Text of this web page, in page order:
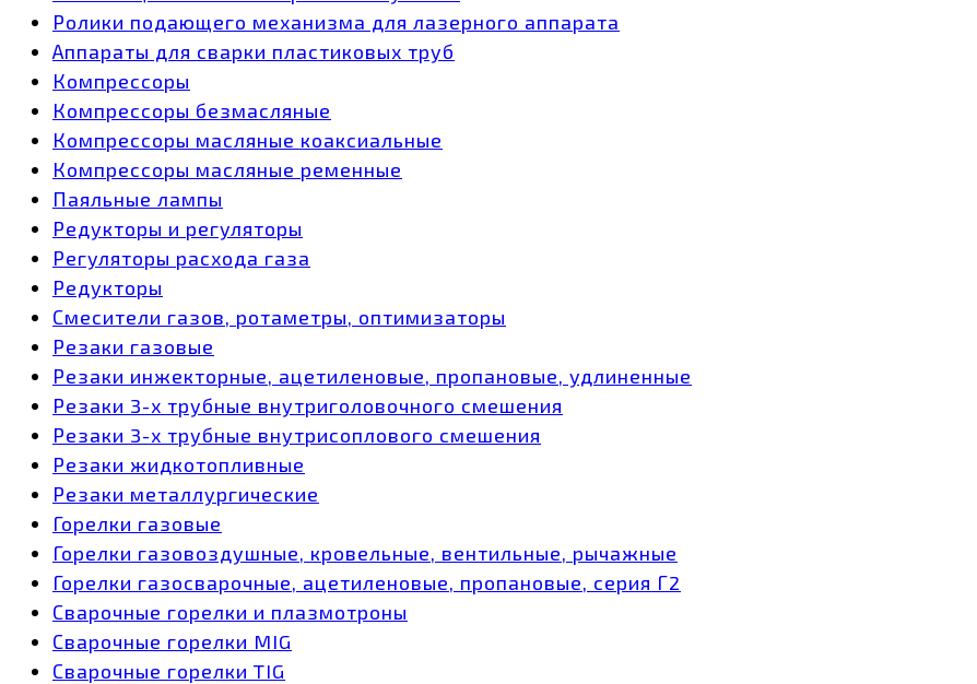
Ролики подающего механизма для лазерного аппарата
Аппараты для сварки пластиковых труб
Компрессоры
Компрессоры безмасляные
Компрессоры масляные коаксиальные
Компрессоры масляные ременные
Паяльные лампы
Редукторы и регуляторы
Регуляторы расхода газа
Редукторы
Смесители газов, ротаметры, оптимизаторы
Резаки газовые
Резаки инжекторные, ацетиленовые, пропановые, удлиненные
Резаки 3-х трубные внутриголовочного смешения
Резаки 3-х трубные внутрисоплового смешения
Резаки жидкотопливные
Резаки металлургические
Горелки газовые
Горелки газовоздушные, кровельные, вентильные, рычажные
Горелки газосварочные, ацетиленовые, пропановые, серия Г2
Сварочные горелки и плазмотроны
Сварочные горелки MIG
Сварочные горелки TIG